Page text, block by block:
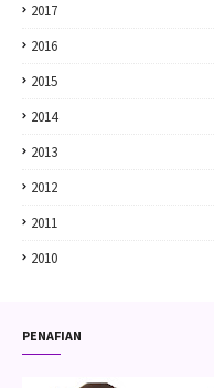
2017
2016
2015
2014
2013
2012
2011
2010
PENAFIAN